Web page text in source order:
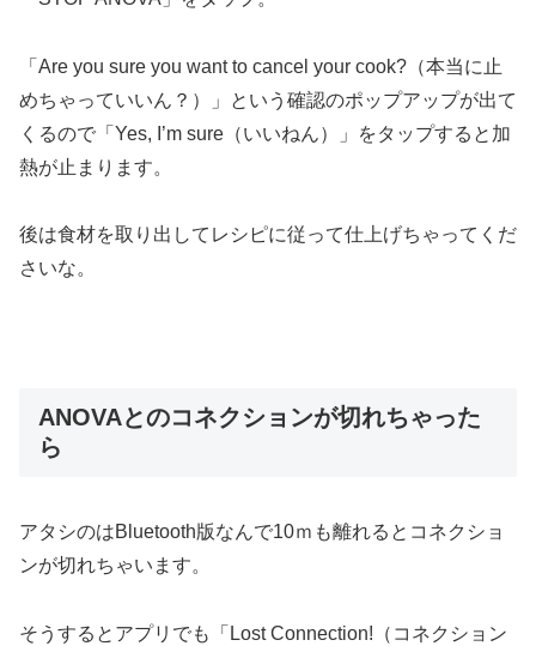
「Are you sure you want to cancel your cook?（本当に止
めちゃっていいん？）」という確認のポップアップが出て
くるので「Yes, I’m sure（いいねん）」をタップすると加
熱が止まります。
後は食材を取り出してレシピに従って仕上げちゃってくだ
さいな。
ANOVAとのコネクションが切れちゃった
ら
アタシのはBluetooth版なんで10ｍも離れるとコネクショ
ンが切れちゃいます。
そうするとアプリでも「Lost Connection!（コネクション